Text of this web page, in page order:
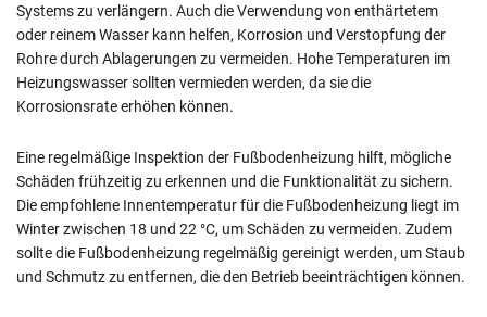
Systems zu verlängern. Auch die Verwendung von enthärtetem
oder reinem Wasser kann helfen, Korrosion und Verstopfung der
Rohre durch Ablagerungen zu vermeiden. Hohe Temperaturen im
Heizungswasser sollten vermieden werden, da sie die
Korrosionsrate erhöhen können.
Eine regelmäßige Inspektion der Fußbodenheizung hilft, mögliche
Schäden frühzeitig zu erkennen und die Funktionalität zu sichern.
Die empfohlene Innentemperatur für die Fußbodenheizung liegt im
Winter zwischen 18 und 22 °C, um Schäden zu vermeiden. Zudem
sollte die Fußbodenheizung regelmäßig gereinigt werden, um Staub
und Schmutz zu entfernen, die den Betrieb beeinträchtigen können.